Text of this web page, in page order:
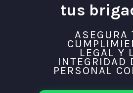
tus
ASEGURA
LEGAL Y
INTEGRIDAD
PERSONAL